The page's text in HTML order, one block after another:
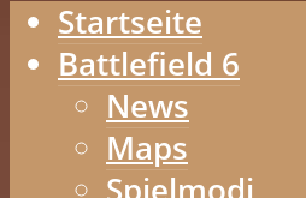
Startseite
Battlefield 6
News
Maps